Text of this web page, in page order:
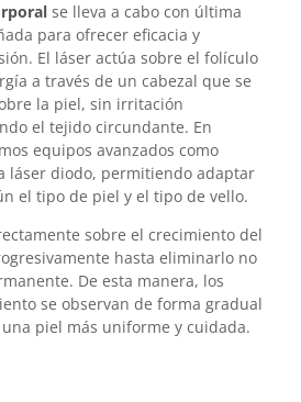
se lleva a cabo con última
para ofrecer eficacia y
El láser actúa sobre el folículo
a través de un cabezal que se
la piel, sin irritación
el tejido circundante. En
equipos avanzados como
láser diodo, permitiendo adaptar
el tipo de piel y el tipo de vello.
sobre el crecimiento del
hasta eliminarlo no
De esta manera, los
se observan de forma gradual
piel más uniforme y cuidada.